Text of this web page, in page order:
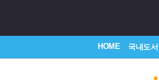
HOME 국내도서